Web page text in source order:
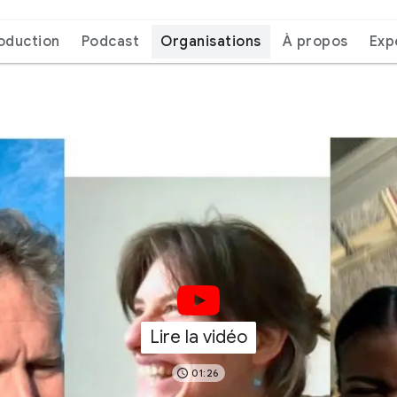
Podcast Organisations À propos
Lire la vidéo
01:26